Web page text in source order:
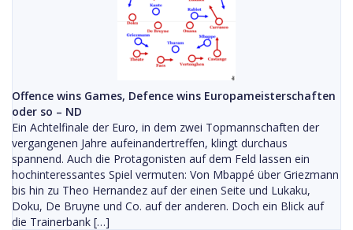
Offence wins Games, Defence wins Europameisterschaften
oder so – ND
Ein Achtelfinale der Euro, in dem zwei Topmannschaften der
vergangenen Jahre aufeinandertreffen, klingt durchaus
spannend. Auch die Protagonisten auf dem Feld lassen ein
hochinteressantes Spiel vermuten: Von Mbappé über Griezmann
bis hin zu Theo Hernandez auf der einen Seite und Lukaku,
Doku, De Bruyne und Co. auf der anderen. Doch ein Blick auf
die Trainerbank […]